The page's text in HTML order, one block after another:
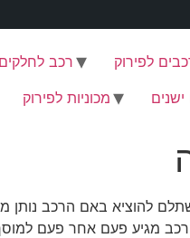
לפירוק רכב לחלקים
מכוניות לפירוק
להוציא באם הרכב נותן
מגיע פעם אחר פעם